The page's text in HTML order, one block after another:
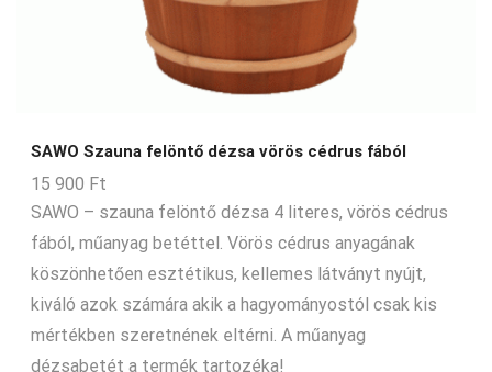
SAWO Szauna felöntő dézsa vörös cédrus fából
15 900 Ft
SAWO – szauna felöntő dézsa 4 literes, vörös cédrus
fából, műanyag betéttel. Vörös cédrus anyagának
köszönhetően esztétikus, kellemes látványt nyújt,
kiváló azok számára akik a hagyományostól csak kis
mértékben szeretnének eltérni. A műanyag
dézsabetét a termék tartozéka!